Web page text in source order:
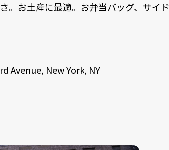
。お土産に最適。お弁当バッグ、サイド
Avenue, New York, NY